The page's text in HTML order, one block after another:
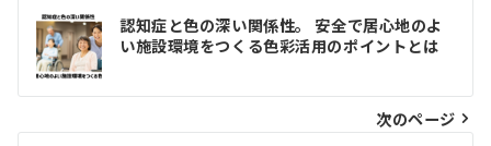
投
稿
ナ
ビ
認知症と色の深い関係性。 安全で居心地のよ
い施設環境をつくる色彩活用のポイントとは
次のページ